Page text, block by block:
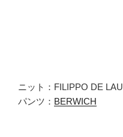
ニット：FILIPPO DE
パンツ： BERWICH